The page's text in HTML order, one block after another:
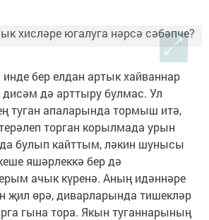
бер елдан артык хайваннар
дә арттыру булмас. Ул
туган апаларында тормыш итә,
торган корылмада урын
булып кайттым, ләкин шунысы
яшәрлеккә бер дә
ачык күренә. Аның идәннәре
җил өрә, диварларында тишекләр
гына тора. Якын туганнарының